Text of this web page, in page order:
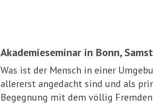
Akademieseminar in Bonn,
Was ist der Mensch in einer
allererst angedacht sind und als
Begegnung mit dem völlig